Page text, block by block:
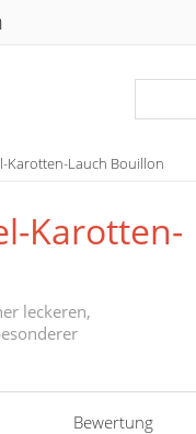
Karotten-Lauch Bouillon
Karotten-
leckeren,
Bewertung